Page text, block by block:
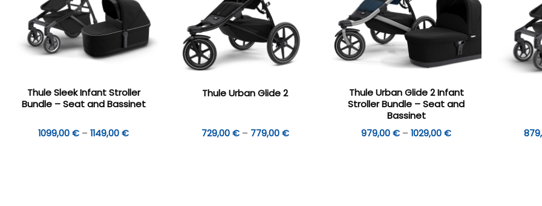
Thule Sleek Infant Stroller
Bundle – Seat and Bassinet
1099,00€ – 1149,00€Hinnavahemik:
Thule Urban Glide 2
729,00 € – 779,00 €Hinnavahemik:
Thule Urban Glide 2 Infant
Stroller Bundle – Seat and
Bassinet
979,00€ – 1029,00€Hinnavahemik: